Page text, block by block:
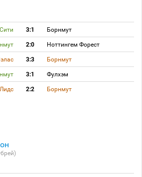
3:1 Борнмут
2:0 Ноттингем Форест
3:3 Борнмут
3:1 Фулхэм
Лидс 2:2 Борнмут